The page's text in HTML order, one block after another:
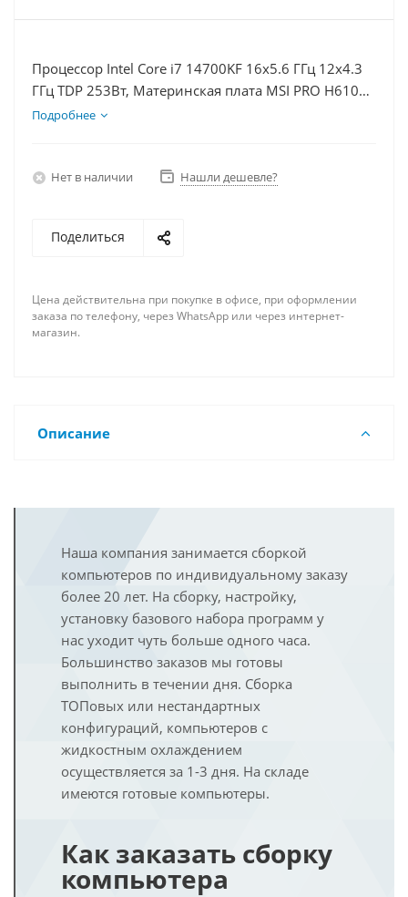
Процессор Intel Core i7 14700KF 16x5.6 ГГц 12x4.3
ГГц TDP 253Вт, Материнская плата MSI PRO H610M-
E D5, Видеокарта RTX 4070S 12Гб, Память
Подробнее
Нет в наличии Нашли дешевле?
Поделиться
Цена действительна при покупке в офисе, при оформлении
заказа по телефону, через WhatsApp или через интернет-
магазин.
Описание
Наша компания занимается сборкой
компьютеров по индивидуальному заказу
более 20 лет. На сборку, настройку,
установку базового набора программ у
нас уходит чуть больше одного часа.
Большинство заказов мы готовы
выполнить в течении дня. Сборка
ТОПовых или нестандартных
конфигураций, компьютеров с
жидкостным охлаждением
осуществляется за 1-3 дня. На складе
имеются готовые компьютеры.
Как заказать сборку
компьютера